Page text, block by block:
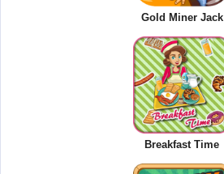
Gold Miner Jack
Breakfast Time